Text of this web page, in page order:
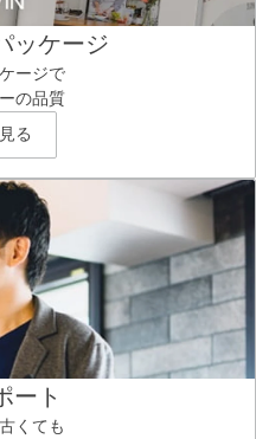
ッケージ
ージで
の品質
る
ート
くても